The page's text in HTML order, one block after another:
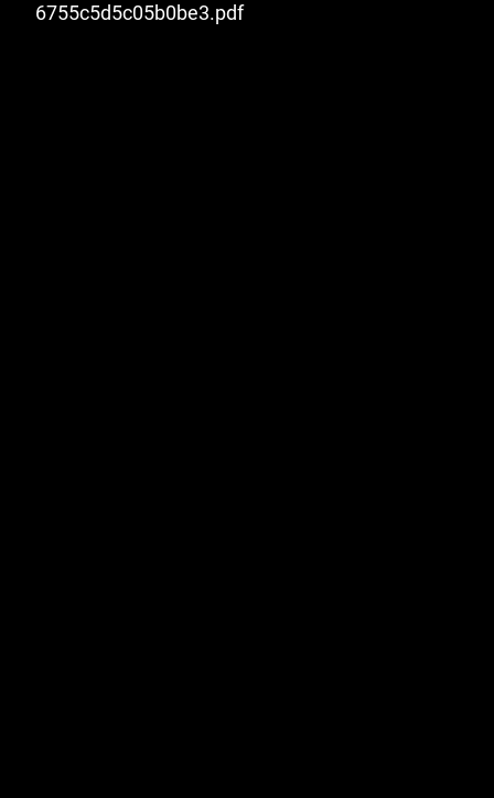
6755c5d5c05b0be3.pdf